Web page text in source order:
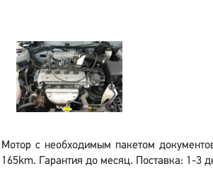
Мотор с необходимым пакетом
165km. Гарантия до месяц. Поставка: 1-3